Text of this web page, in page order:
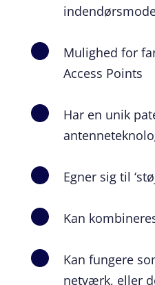
Mulighed for
Access Points
Har en unik
Egner sig til
Kan
Kan fungere
netværk, eller